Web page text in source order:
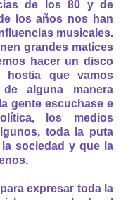
de los 80 y de
los años nos han
musicales.
grandes matices
hacer un disco
que vamos
alguna manera
gente escuchase e
los medios
toda la puta
sociedad y que la
expresar toda la